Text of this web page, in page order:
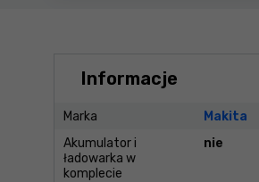
Informacje
Marka
Makita
Akumulator i
ładowarka w
komplecie
nie